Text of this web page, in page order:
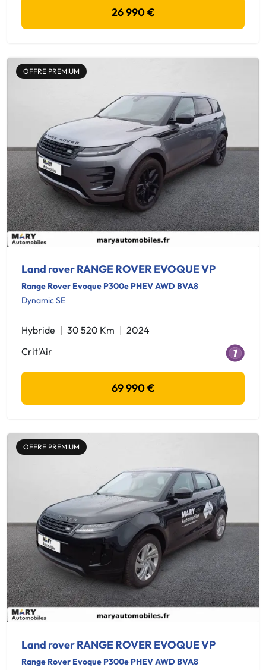
26 990 €
OFFRE PREMIUM
Land rover RANGE ROVER EVOQUE VP
Range Rover Evoque P300e PHEV AWD BVA8
Dynamic SE
Hybride 30 520 Km
2024
Crit'Air
69 990 €
OFFRE PREMIUM
Land rover RANGE ROVER EVOQUE VP
Range Rover Evoque P300e PHEV AWD BVA8